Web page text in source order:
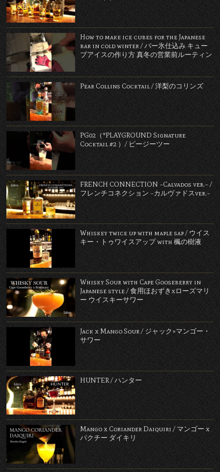
How to make ice cubes for the Japanese
bar in cold winter / バー氷仕込み キュー
ブアイスの作り方 真冬の営業前ルーティン
Pear Collins Cocktail / 洋梨のコリンズ
PG02（*PLAYGROUND Signature
Cocktail #2 ）/ ピージーツー
FRENCH CONNECTION ~Calvados ver.~ /
フレンチコネクション ~カルヴァドスver.~
Whiskey twice up with maple sap / ウイス
キー・トゥワイスアップ with 楓の樹液
Whisky Sour with Cape Gooseberry in
Japanese style / 食用ほおずきxローズマリ
ー ウイスキーサワー
Jack x Mango Sour / ジャック×マンゴー・
サワー
HUNTER / ハンター
Mango x Coriander Daiquiri / マンゴー x
パクチー ダイキリ